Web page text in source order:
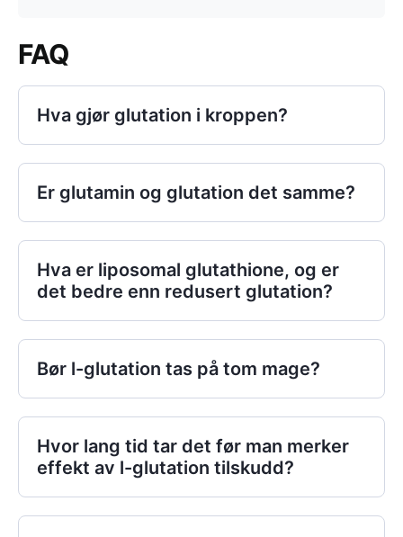
FAQ
Hva gjør glutation i kroppen?
Er glutamin og glutation det samme?
Hva er liposomal glutathione, og er
det bedre enn redusert glutation?
Bør l-glutation tas på tom mage?
Hvor lang tid tar det før man merker
effekt av l-glutation tilskudd?